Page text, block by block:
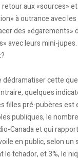
aux «sources»
à outrance avec
des «égarements»
avec leurs mini-
cette
quelques
filles pré-pubères
publiques, le
Canada et qui
en public, selon
tchador, et 3%, le